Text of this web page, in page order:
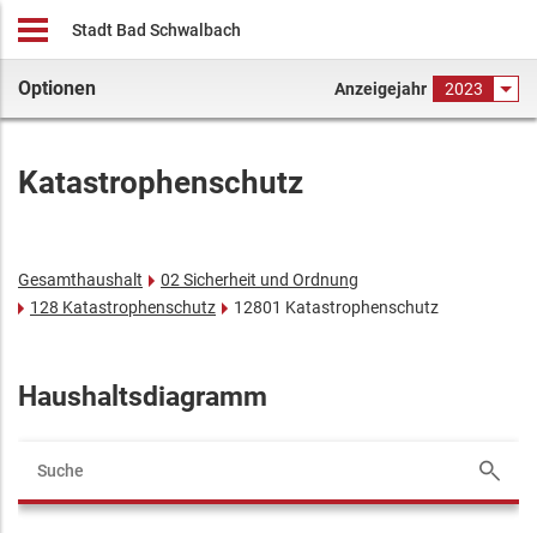
Stadt Bad Schwalbach
Optionen Anzeigejahr 2023
Katastrophenschutz
Gesamthaushalt
02 Sicherheit und Ordnung
128 Katastrophenschutz
12801 Katastrophenschutz
Haushaltsdiagramm